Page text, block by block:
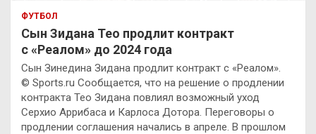
ФУТБОЛ
Сын Зидана Тео продлит контракт
с «Реалом» до 2024 года
Сын Зинедина Зидана продлит контракт с «Реалом».
© Sports.ru Сообщается, что на решение о продлении
контракта Тео Зидана повлиял возможный уход
Серхио Аррибаса и Карлоса Дотора. Переговоры о
продлении соглашения начались в апреле. В прошлом